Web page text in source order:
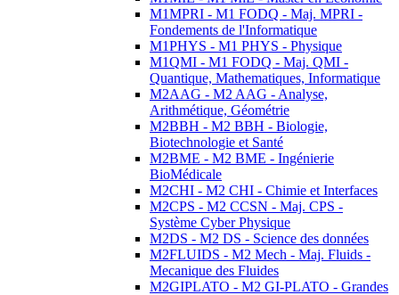
M1MPRI - M1 FODQ - Maj. MPRI -
Fondements de l'Informatique
M1PHYS - M1 PHYS - Physique
M1QMI - M1 FODQ - Maj. QMI -
Quantique, Mathematiques, Informatique
M2AAG - M2 AAG - Analyse,
Arithmétique, Géométrie
M2BBH - M2 BBH - Biologie,
Biotechnologie et Santé
M2BME - M2 BME - Ingénierie
BioMédicale
M2CHI - M2 CHI - Chimie et Interfaces
M2CPS - M2 CCSN - Maj. CPS -
Système Cyber Physique
M2DS - M2 DS - Science des données
M2FLUIDS - M2 Mech - Maj. Fluids -
Mecanique des Fluides
M2GIPLATO - M2 GI-PLATO - Grandes